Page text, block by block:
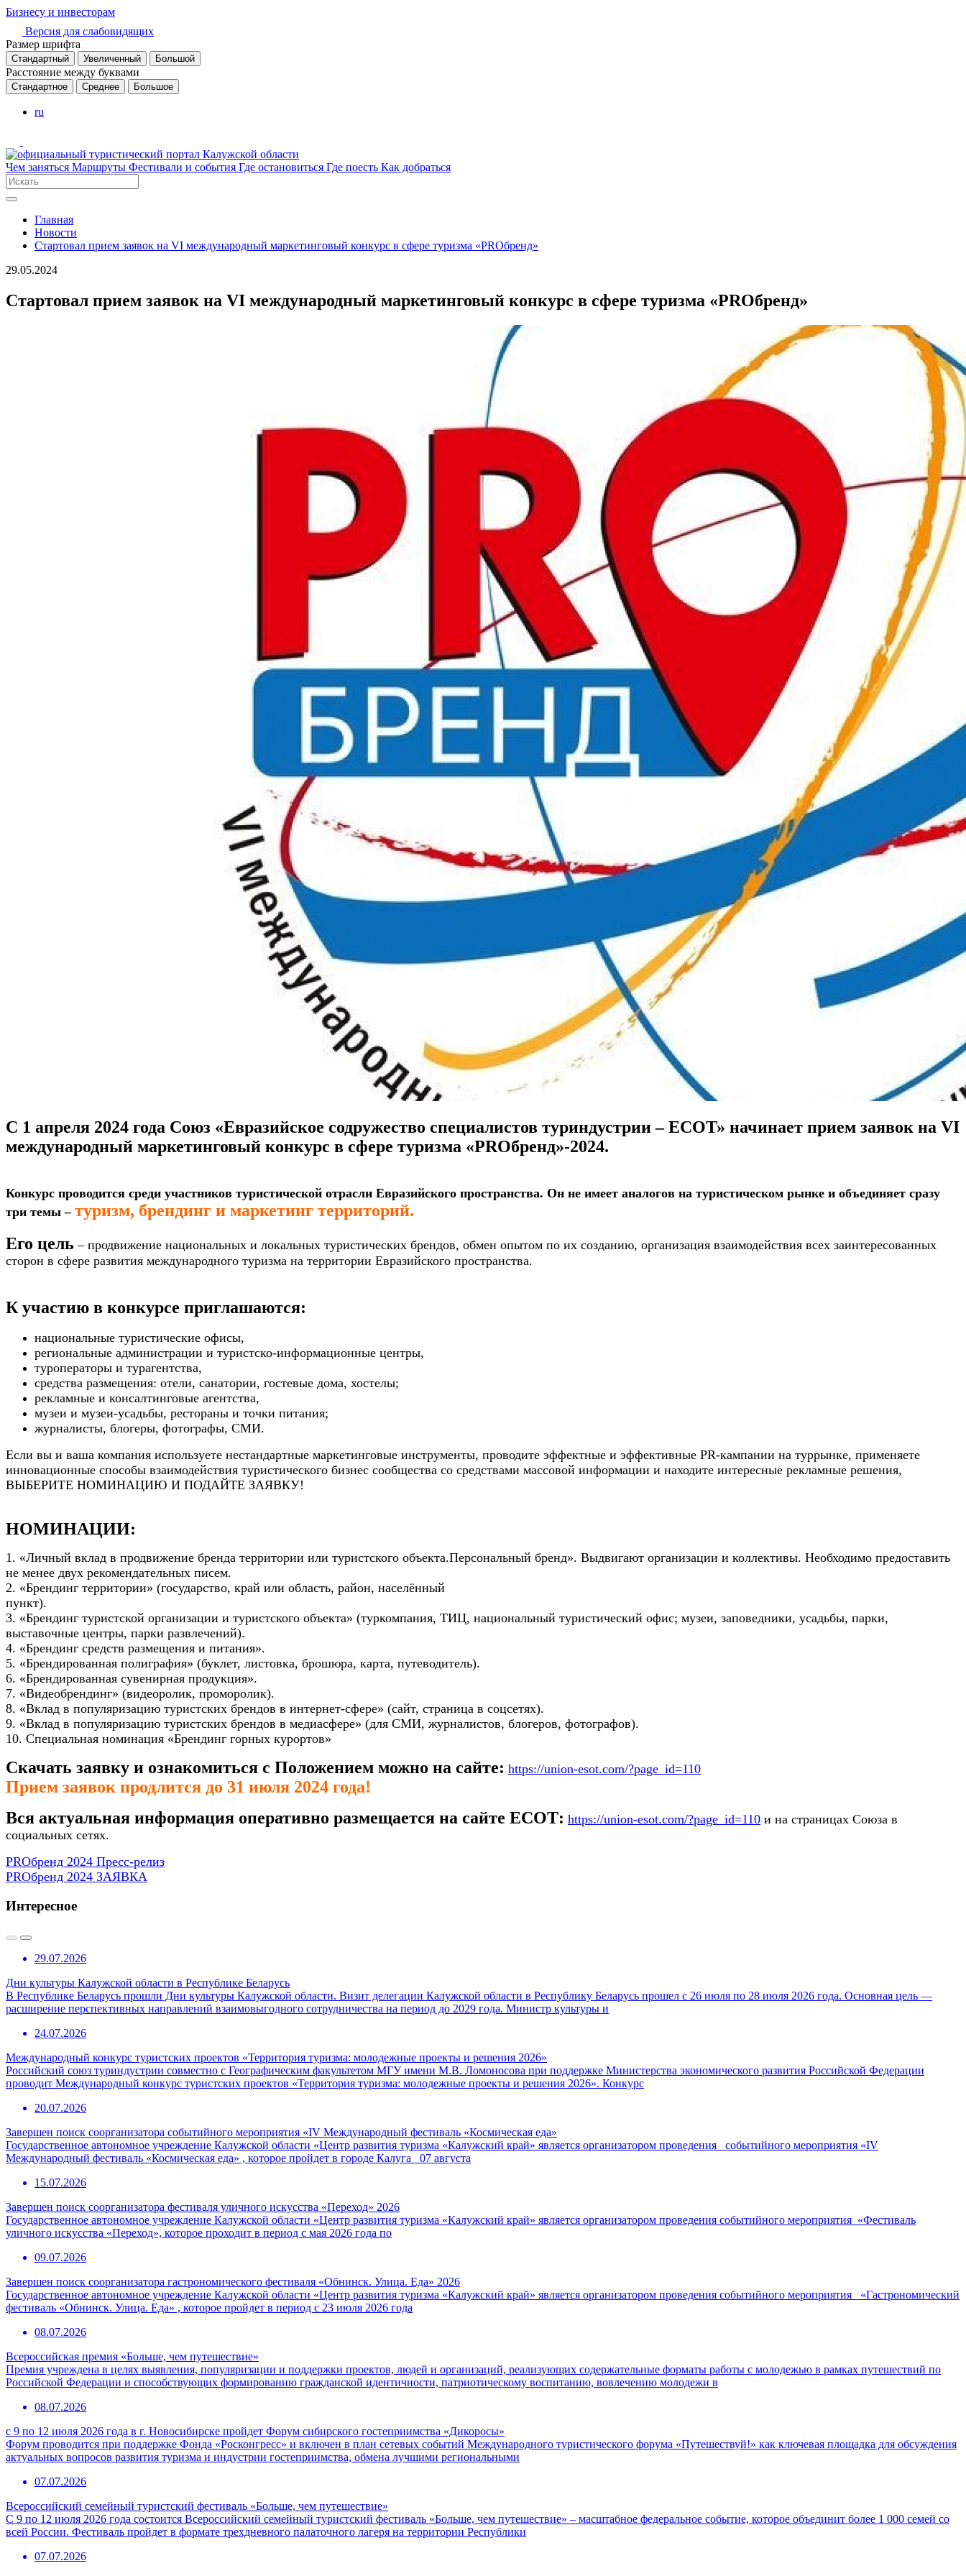
Бизнесу и инвесторам
Версия для слабовидящих
Размер шрифта
Стандартный Увеличенный Большой
Расстояние между буквами
Стандартное Среднее Большое
ru
Чем заняться Маршруты Фестивали и события Где остановиться Где поесть Как добраться
Главная
Новости
Стартовал прием заявок на VI международный маркетинговый конкурс в сфере туризма «PROбренд»
29.05.2024
Стартовал прием заявок на VI международный маркетинговый конкурс в сфере туризма «PROбренд»
С 1 апреля 2024 года Союз «Евразийское содружество специалистов туриндустрии – ЕСОТ» начинает прием заявок на VI
международный маркетинговый конкурс в сфере туризма «PROбренд»-2024.
Конкурс проводится среди участников туристической отрасли Евразийского пространства. Он не имеет аналогов на туристическом рынке и объединяет сразу
три темы – туризм, брендинг и маркетинг территорий.
Его цель – продвижение национальных и локальных туристических брендов, обмен опытом по их созданию, организация взаимодействия всех заинтересованных
сторон в сфере развития международного туризма на территории Евразийского пространства.
К участию в конкурсе приглашаются:
национальные туристические офисы,
региональные администрации и туристско-информационные центры,
туроператоры и турагентства,
средства размещения: отели, санатории, гостевые дома, хостелы;
рекламные и консалтинговые агентства,
музеи и музеи-усадьбы, рестораны и точки питания;
журналисты, блогеры, фотографы, СМИ.
Если вы и ваша компания используете нестандартные маркетинговые инструменты, проводите эффектные и эффективные PR-кампании на туррынке, применяете
инновационные способы взаимодействия туристического бизнес сообщества со средствами массовой информации и находите интересные рекламные решения,
ВЫБЕРИТЕ НОМИНАЦИЮ И ПОДАЙТЕ ЗАЯВКУ!
НОМИНАЦИИ:
1. «Личный вклад в продвижение бренда территории или туристского объекта.Персональный бренд». Выдвигают организации и коллективы. Необходимо предоставить
не менее двух рекомендательных писем.
2. «Брендинг территории» (государство, край или область, район, населённый
пункт).
3. «Брендинг туристской организации и туристского объекта» (туркомпания, ТИЦ, национальный туристический офис; музеи, заповедники, усадьбы, парки,
выставочные центры, парки развлечений).
4. «Брендинг средств размещения и питания».
5. «Брендированная полиграфия» (буклет, листовка, брошюра, карта, путеводитель).
6. «Брендированная сувенирная продукция».
7. «Видеобрендинг» (видеоролик, проморолик).
8. «Вклад в популяризацию туристских брендов в интернет-сфере» (сайт, страница в соцсетях).
9. «Вклад в популяризацию туристских брендов в медиасфере» (для СМИ, журналистов, блогеров, фотографов).
10. Специальная номинация «Брендинг горных курортов»
Скачать заявку и ознакомиться с Положением можно на сайте: https://union-esot.com/?page_id=110
Прием заявок продлится до 31 июля 2024 года!
Вся актуальная информация оперативно размещается на сайте ЕСОТ: https://union-esot.com/?page_id=110 и на страницах Союза в
социальных сетях.
PROбренд 2024 Пресс-релиз
PROбренд 2024 ЗАЯВКА
Интересное
29.07.2026
Дни культуры Калужской области в Республике Беларусь
В Республике Беларусь прошли Дни культуры Калужской области. Визит делегации Калужской области в Республику Беларусь прошел с 26 июля по 28 июля 2026 года. Основная цель —
расширение перспективных направлений взаимовыгодного сотрудничества на период до 2029 года. Министр культуры и
24.07.2026
Международный конкурс туристских проектов «Территория туризма: молодежные проекты и решения 2026»
Российский союз туриндустрии совместно с Географическим факультетом МГУ имени М.В. Ломоносова при поддержке Министерства экономического развития Российской Федерации
проводит Международный конкурс туристских проектов «Территория туризма: молодежные проекты и решения 2026». Конкурс
20.07.2026
Завершен поиск соорганизатора событийного мероприятия «IV Международный фестиваль «Космическая еда»
Государственное автономное учреждение Калужской области «Центр развития туризма «Калужский край» является организатором проведения событийного мероприятия «IV
Международный фестиваль «Космическая еда» , которое пройдет в городе Калуга 07 августа
15.07.2026
Завершен поиск соорганизатора фестиваля уличного искусства «Переход» 2026
Государственное автономное учреждение Калужской области «Центр развития туризма «Калужский край» является организатором проведения событийного мероприятия «Фестиваль
уличного искусства «Переход», которое проходит в период с мая 2026 года по
09.07.2026
Завершен поиск соорганизатора гастрономического фестиваля «Обнинск. Улица. Еда» 2026
Государственное автономное учреждение Калужской области «Центр развития туризма «Калужский край» является организатором проведения событийного мероприятия «Гастрономический
фестиваль «Обнинск. Улица. Еда» , которое пройдет в период с 23 июля 2026 года
08.07.2026
Всероссийская премия «Больше, чем путешествие»
Премия учреждена в целях выявления, популяризации и поддержки проектов, людей и организаций, реализующих содержательные форматы работы с молодежью в рамках путешествий по
Российской Федерации и способствующих формированию гражданской идентичности, патриотическому воспитанию, вовлечению молодежи в
08.07.2026
с 9 по 12 июля 2026 года в г. Новосибирске пройдет Форум сибирского гостеприимства «Дикоросы»
Форум проводится при поддержке Фонда «Росконгресс» и включен в план сетевых событий Международного туристического форума «Путешествуй!» как ключевая площадка для обсуждения
актуальных вопросов развития туризма и индустрии гостеприимства, обмена лучшими региональными
07.07.2026
Всероссийский семейный туристский фестиваль «Больше, чем путешествие»
С 9 по 12 июля 2026 года состоится Всероссийский семейный туристский фестиваль «Больше, чем путешествие» – масштабное федеральное событие, которое объединит более 1 000 семей со
всей России. Фестиваль пройдет в формате трехдневного палаточного лагеря на территории Республики
07.07.2026